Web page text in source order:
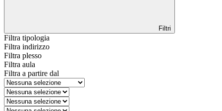
Filtri
Filtra tipologia
Filtra indirizzo
Filtra plesso
Filtra aula
Filtra a partire dal